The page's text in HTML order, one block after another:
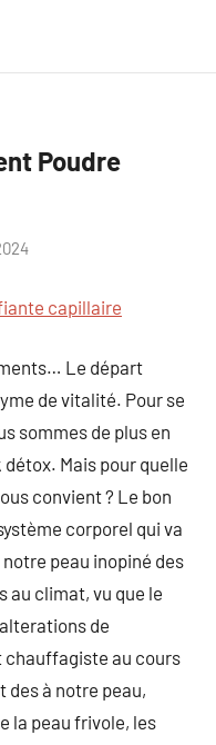
Poudre
capillaire
Le départ
de vitalité. Pour se
sommes de plus en
Mais pour quelle
convient ? Le bon
corporel qui va
peau inopiné des
au climat, vu que le
de
au cours
des à notre peau,
la peau frivole, les